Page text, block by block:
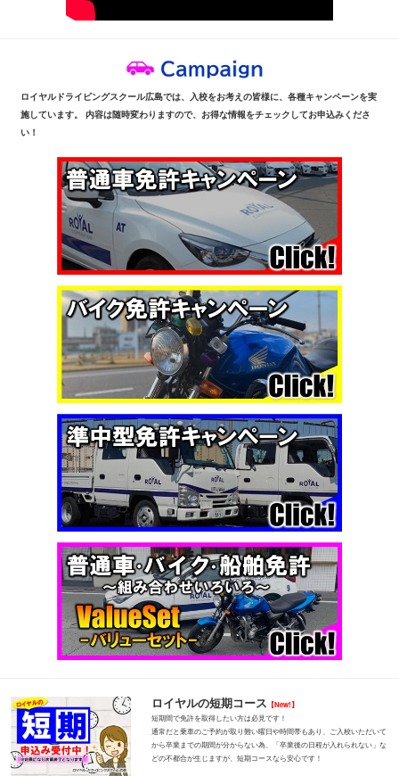
ロイヤルドライビングスクール広島では、入校をお考えの皆様に、各種キャンペーンを実
施しています。 内容は随時変わりますので、お得な情報をチェックしてお申込みくださ
い！
ロイヤルの短期コース 【New!】
短期間で免許を取得したい方は必見です！
通常だと乗車のご予約が取り難い曜日や時間帯もあり、ご入校いただいて
から卒業までの期間が分からない為、「卒業後の日程が入れられない」な
どの不都合が生じますが、短期コースなら安心です！